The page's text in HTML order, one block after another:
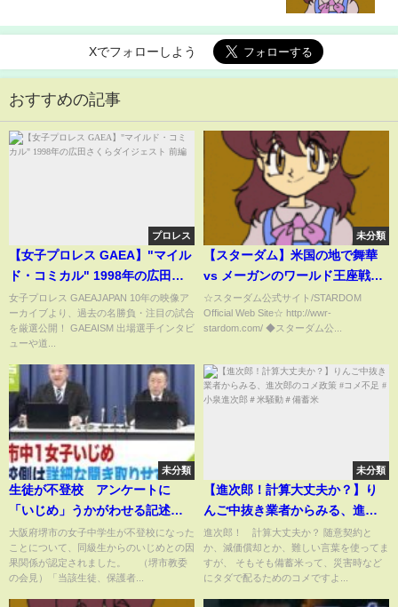
Xでフォローしよう
おすすめの記事
プロレス
【女子プロレス GAEA】"マイル
ド・コミカル" 1998年の広田さ
くらダイジェスト 前編
女子プロレス GAEAJAPAN 10年の映像ア
ーカイブより、過去の名勝負・注目の試合
を厳選公開！ GAEAISM 出場選手インタビ
ューや道...
未分類
【スターダム】米国の地で舞華
vs メーガンのワールド王座戦！
試合ハイライト ワールド・オ
ブ・スターダム選手権試合 舞華
vs メーガン・ベーン！-4.4米国
【STARDOM】
☆スターダム公式サイト/STARDOM
Official Web Site☆ http://wwr-
stardom.com/ ◆スターダム公...
未分類
生徒が不登校 アンケートに
「いじめ」うかがわせる記述…
学校側は詳細な聞き取りせず
（2023年10月23日）
大阪府堺市の女子中学生が不登校になった
ことについて、同級生からのいじめとの因
果関係が認定されました。 （堺市教委
の会見）「当該生徒、保護者...
未分類
【進次郎！計算大丈夫か？】り
んご中抜き業者からみる、進次
郎のコメ政策 #コメ不足 #小泉進
次郎＃米騒動＃備蓄米
進次郎！ 計算大丈夫か？ 随意契約と
か、減価償却とか、難しい言葉を使ってま
すが、 そもそも備蓄米って、災害時など
にタダで配るためのコメですよ...